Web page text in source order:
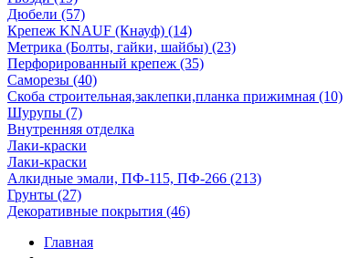
Дюбели (57)
Крепеж KNAUF (Кнауф) (14)
Метрика (Болты, гайки, шайбы) (23)
Перфорированный крепеж (35)
Саморезы (40)
Скоба строительная,заклепки,планка прижимная (10)
Шурупы (7)
Внутренняя отделка
Лаки-краски
Лаки-краски
Алкидные эмали, ПФ-115, ПФ-266 (213)
Грунты (27)
Декоративные покрытия (46)
Главная